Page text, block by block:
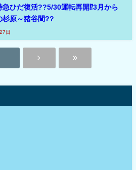
急ひだ復活??5/30運転再開⁉3月から
杉原～猪谷間??
日